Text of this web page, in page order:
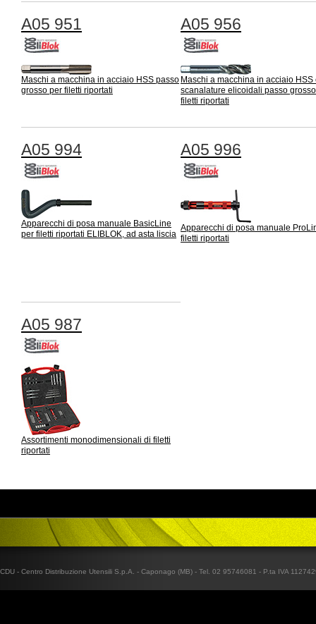
A05 951
Maschi a macchina in acciaio HSS passo
grosso per filetti riportati
A05 956
Maschi a macchina in acciaio HSS
scanalature elicoidali passo
filetti riportati
A05 994
Apparecchi di posa manuale BasicLine
per filetti riportati ELIBLOK, ad asta liscia
A05 996
Apparecchi di posa manuale
filetti riportati
A05 987
Assortimenti monodimensionali di filetti
riportati
CDU - Centro Distribuzione Utensili S.p.A. - Caponago (MB) - Tel. 02 95746081 - P.ta IVA